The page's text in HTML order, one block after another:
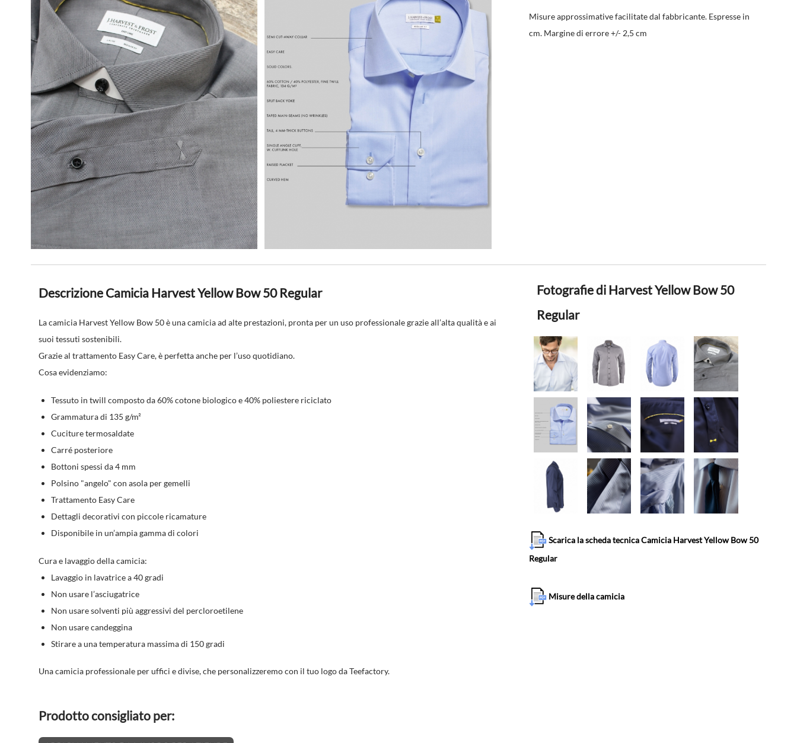
Misure approssimative facilitate dal fabbricante. Espresse in
cm. Margine di errore +/- 2,5 cm
Descrizione Camicia Harvest Yellow Bow 50 Regular
La camicia Harvest Yellow Bow 50 è una camicia ad alte prestazioni, pronta per un uso professionale grazie all’alta qualità e ai
suoi tessuti sostenibili.
Grazie al trattamento Easy Care, è perfetta anche per l’uso quotidiano.
Cosa evidenziamo:
Tessuto in twill composto da 60% cotone biologico e 40% poliestere riciclato
Grammatura di 135 g/m²
Cuciture termosaldate
Carré posteriore
Bottoni spessi da 4 mm
Polsino "angelo" con asola per gemelli
Trattamento Easy Care
Dettagli decorativi con piccole ricamature
Disponibile in un’ampia gamma di colori
Cura e lavaggio della camicia:
Lavaggio in lavatrice a 40 gradi
Non usare l’asciugatrice
Non usare solventi più aggressivi del percloroetilene
Non usare candeggina
Stirare a una temperatura massima di 150 gradi
Una camicia professionale per uffici e divise, che personalizzeremo con il tuo logo da Teefactory.
Prodotto consigliato per:
Fotografie di Harvest Yellow Bow 50
Regular
Scarica la scheda tecnica Camicia Harvest Yellow Bow 50
Regular
Misure della camicia